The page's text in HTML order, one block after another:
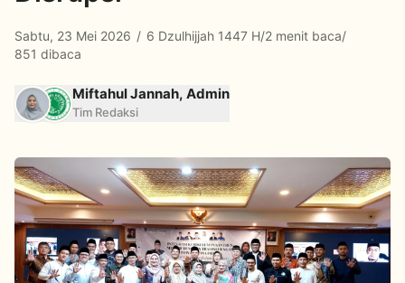
Sabtu, 23 Mei 2026 / 6 Dzulhijjah 1447 H/2 menit baca/
851 dibaca
Miftahul Jannah, Admin
Tim Redaksi